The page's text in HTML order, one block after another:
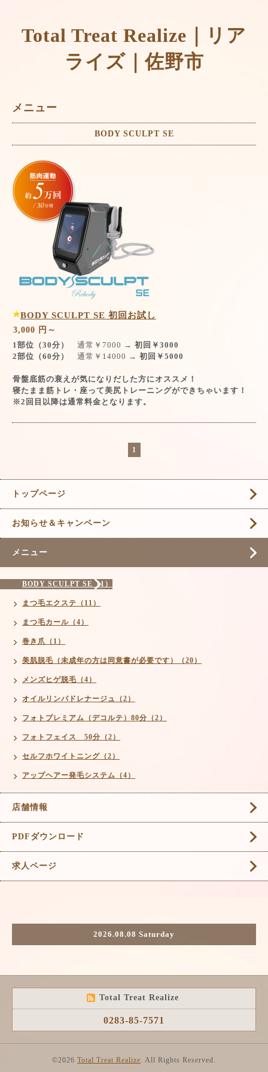
Total Treat Realize｜リア
ライズ｜佐野市
メニュー
BODY SCULPT SE
BODY SCULPT SE 初回お試し
3,000 円～
1部位（30分） 通常￥7000 → 初回￥3000
2部位（60分） 通常￥14000 → 初回￥5000
骨盤底筋の衰えが気になりだした方にオススメ！
寝たまま筋トレ・座って美尻トレーニングができちゃいます！
※2回目以降は通常料金となります。
1
トップページ
お知らせ＆キャンペーン
メニュー
BODY SCULPT SE（1）
まつ毛エクステ（11）
まつ毛カール（4）
巻き爪（1）
美肌脱毛（未成年の方は同意書が必要です）（20）
メンズヒゲ脱毛（4）
オイルリンパドレナージュ（2）
フォトプレミアム（デコルテ）80分（2）
フォトフェイス 50分（2）
セルフホワイトニング（2）
アップヘアー発毛システム（4）
店舗情報
PDFダウンロード
求人ページ
2026.08.08 Saturday
Total Treat Realize
0283-85-7571
©2026 Total Treat Realize . All Rights Reserved.